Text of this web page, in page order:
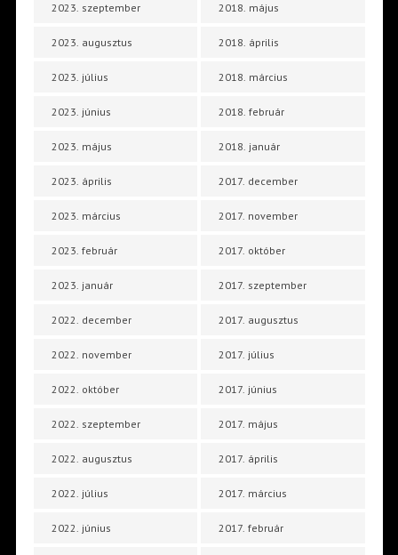
2023. szeptember
2023. augusztus
2023. július
2023. június
2023. május
2023. április
2023. március
2023. február
2023. január
2022. december
2022. november
2022. október
2022. szeptember
2022. augusztus
2022. július
2022. június
2018. május
2018. április
2018. március
2018. február
2018. január
2017. december
2017. november
2017. október
2017. szeptember
2017. augusztus
2017. július
2017. június
2017. május
2017. április
2017. március
2017. február